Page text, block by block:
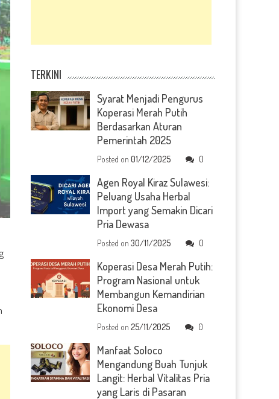
TERKINI
Syarat Menjadi Pengurus
Koperasi Merah Putih
Berdasarkan Aturan
Pemerintah 2025
Posted on01/12/2025 0
Agen Royal Kiraz Sulawesi:
Peluang Usaha Herbal
Import yang Semakin Dicari
Pria Dewasa
Posted on30/11/2025 0
Koperasi Desa Merah Putih:
Program Nasional untuk
Membangun Kemandirian
Ekonomi Desa
Posted on25/11/2025 0
Manfaat Soloco
Mengandung Buah Tunjuk
Langit: Herbal Vitalitas Pria
yang Laris di Pasaran